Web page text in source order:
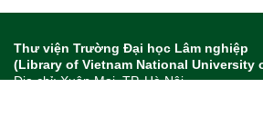
Thư viện Trường Đại học Lâm nghiệp
(Library of Vietnam National University
Địa chỉ: Xuân Mai, TP. Hà Nội